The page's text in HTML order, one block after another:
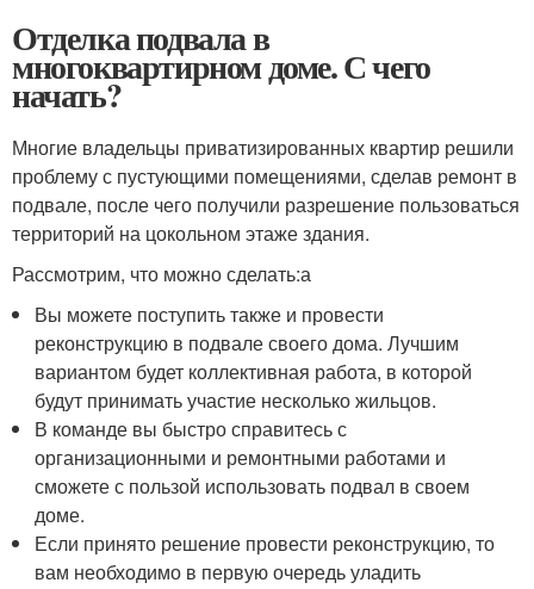
Отделка подвала в
многоквартирном доме. С чего
начать?
Многие владельцы приватизированных квартир решили
проблему с пустующими помещениями, сделав ремонт в
подвале, после чего получили разрешение пользоваться
территорий на цокольном этаже здания.
Рассмотрим, что можно сделать:а
Вы можете поступить также и провести
реконструкцию в подвале своего дома. Лучшим
вариантом будет коллективная работа, в которой
будут принимать участие несколько жильцов.
В команде вы быстро справитесь с
организационными и ремонтными работами и
сможете с пользой использовать подвал в своем
доме.
Если принято решение провести реконструкцию, то
вам необходимо в первую очередь уладить